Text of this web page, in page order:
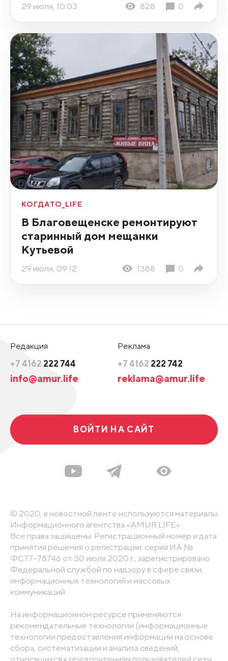
29 июля, 10:03 828 0
КОГДАТО_LIFE
В Благовещенске ремонтируют
старинный дом мещанки
Кутьевой
29 июля, 09:12 1388 0
Редакция
+7 4162 222 744
info@amur.life
Реклама
+7 4162 222 742
reklama@amur.life
ВОЙТИ НА САЙТ
© 2020, в новостной ленте используются материалы
Информационного агентства «AMUR.LIFE».
Все права защищены. Регистрационный номер и дата
принятия решения о регистрации: серия ИА №
ФС77-78746 от 30 июля 2020 г., зарегистрировано
Федеральной службой по надзору в сфере связи,
информационных технологий и массовых
коммуникаций
На информационном ресурсе применяются
рекомендательные технологии (информационные
технологии предоставления информации на основе
сбора, систематизации и анализа сведений,